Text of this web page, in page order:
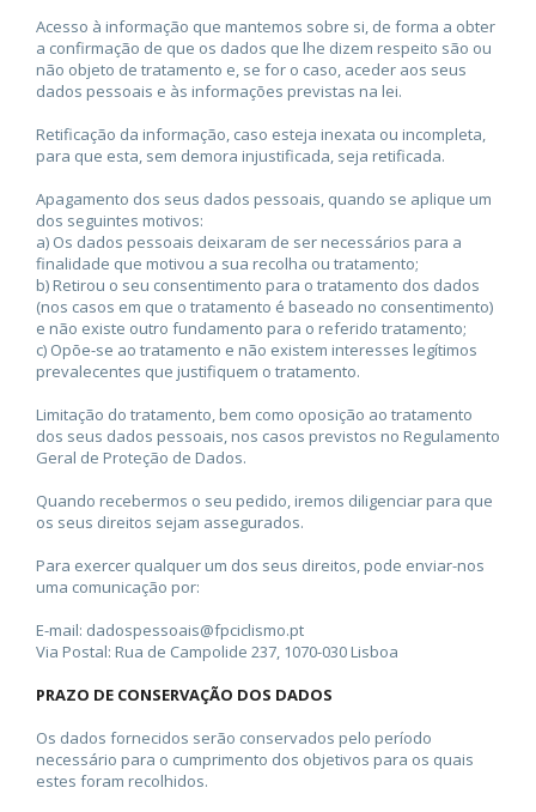
Acesso à informação que mantemos sobre si, de forma a obter
a confirmação de que os dados que lhe dizem respeito são ou
não objeto de tratamento e, se for o caso, aceder aos seus
dados pessoais e às informações previstas na lei.
Retificação da informação, caso esteja inexata ou incompleta,
para que esta, sem demora injustificada, seja retificada.
Apagamento dos seus dados pessoais, quando se aplique um
dos seguintes motivos:
a) Os dados pessoais deixaram de ser necessários para a
finalidade que motivou a sua recolha ou tratamento;
b) Retirou o seu consentimento para o tratamento dos dados
(nos casos em que o tratamento é baseado no consentimento)
e não existe outro fundamento para o referido tratamento;
c) Opõe-se ao tratamento e não existem interesses legítimos
prevalecentes que justifiquem o tratamento.
Limitação do tratamento, bem como oposição ao tratamento
dos seus dados pessoais, nos casos previstos no Regulamento
Geral de Proteção de Dados.
Quando recebermos o seu pedido, iremos diligenciar para que
os seus direitos sejam assegurados.
Para exercer qualquer um dos seus direitos, pode enviar-nos
uma comunicação por:
E-mail: dadospessoais@fpciclismo.pt
Via Postal: Rua de Campolide 237, 1070-030 Lisboa
PRAZO DE CONSERVAÇÃO DOS DADOS
Os dados fornecidos serão conservados pelo período
necessário para o cumprimento dos objetivos para os quais
estes foram recolhidos.